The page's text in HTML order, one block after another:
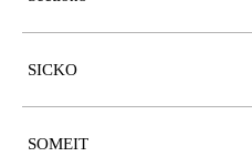
SICKO
SOMEIT